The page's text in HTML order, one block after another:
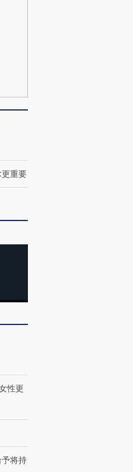
机”？难民潮撕裂西班牙
飞地休达
重要
性更
将持